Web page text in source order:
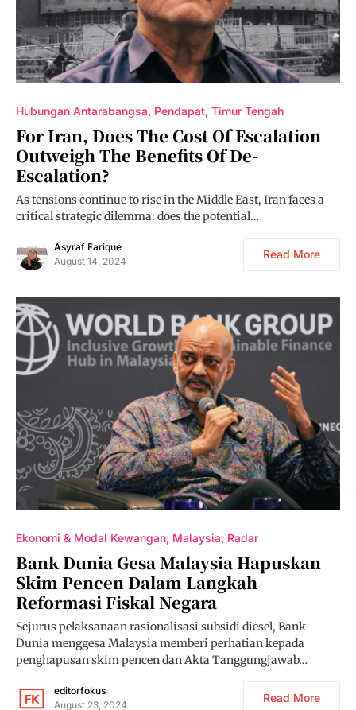
Hubungan Antarabangsa Pendapat Timur Tengah
For Iran, Does The Cost Of Escalation
Outweigh The Benefits Of De-
Escalation?
As tensions continue to rise in the Middle East, Iran faces a
critical strategic dilemma: does the potential…
Asyraf Farique
August 14, 2024
Read More
Ekonomi & Modal Kewangan Malaysia Radar
Bank Dunia Gesa Malaysia Hapuskan
Skim Pencen Dalam Langkah
Reformasi Fiskal Negara
Sejurus pelaksanaan rasionalisasi subsidi diesel, Bank
Dunia menggesa Malaysia memberi perhatian kepada
penghapusan skim pencen dan Akta Tanggungjawab…
editorfokus
August 23, 2024
Read More